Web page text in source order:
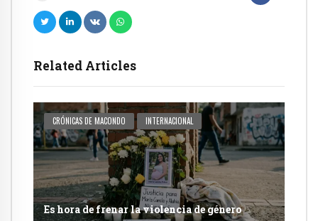
Related Articles
CRÓNICAS DE MACONDO INTERNACIONAL
Es hora de frenar la violencia de género